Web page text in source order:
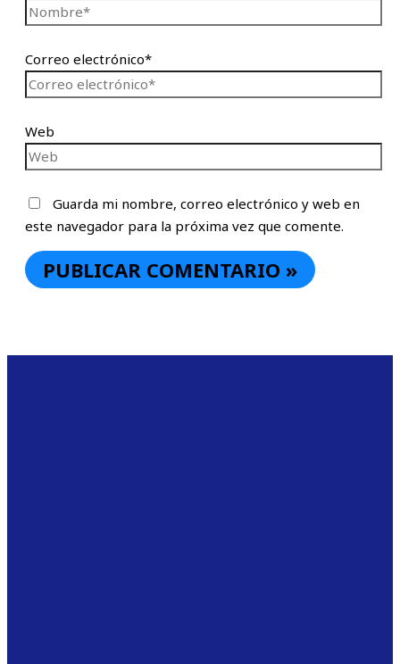
Correo electrónico*
Web
Guarda mi nombre, correo electrónico y web en
este navegador para la próxima vez que comente.